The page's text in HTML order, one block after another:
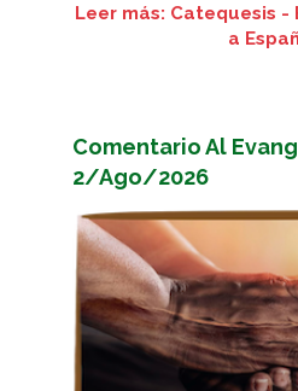
Leer más: Catequesis -
a
Comentario Al
2/Ago/2026